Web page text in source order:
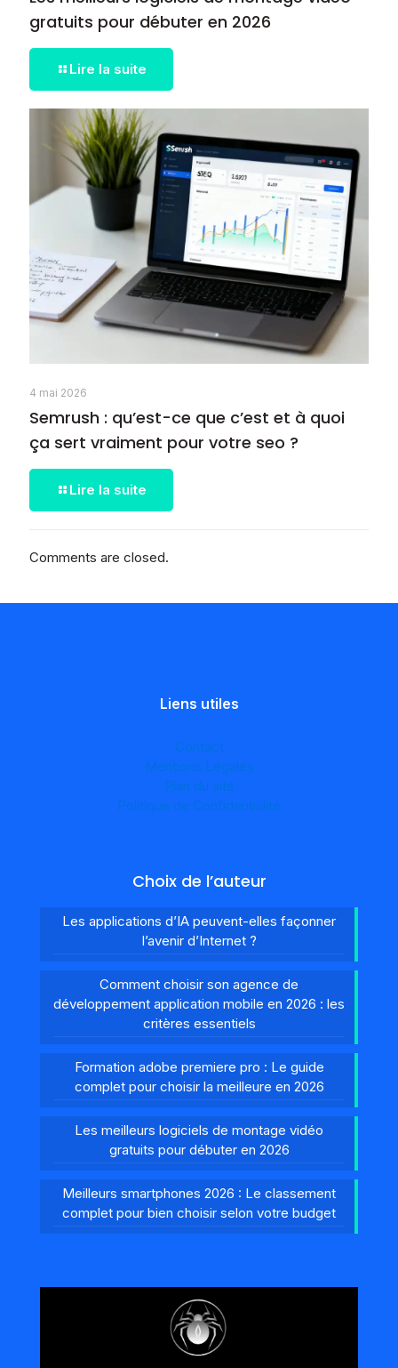
gratuits pour débuter en 2026
Lire la suite
4 mai 2026
Semrush : qu’est-ce que c’est et à quoi
ça sert vraiment pour votre seo ?
Lire la suite
Comments are closed.
Liens utiles
Contact
Mentions Légales
Plan du site
Politique de Confidentialité
Choix de l’auteur
Les applications d’IA peuvent-elles façonner
l’avenir d’Internet ?
Comment choisir son agence de
développement application mobile en 2026 : les
critères essentiels
Formation adobe premiere pro : Le guide
complet pour choisir la meilleure en 2026
Les meilleurs logiciels de montage vidéo
gratuits pour débuter en 2026
Meilleurs smartphones 2026 : Le classement
complet pour bien choisir selon votre budget